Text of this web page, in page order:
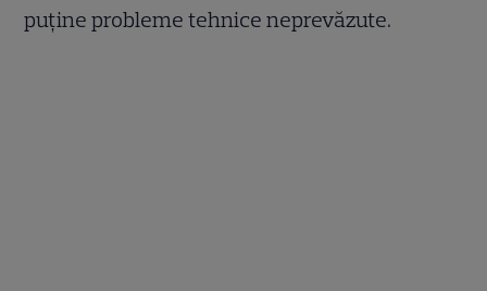
puține probleme tehnice neprevăzute.